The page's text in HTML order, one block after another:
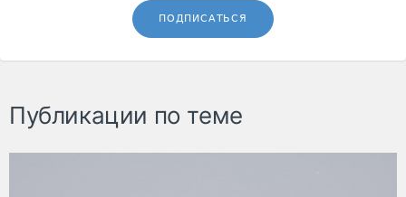
ПОДПИСАТЬСЯ
Публикации по теме